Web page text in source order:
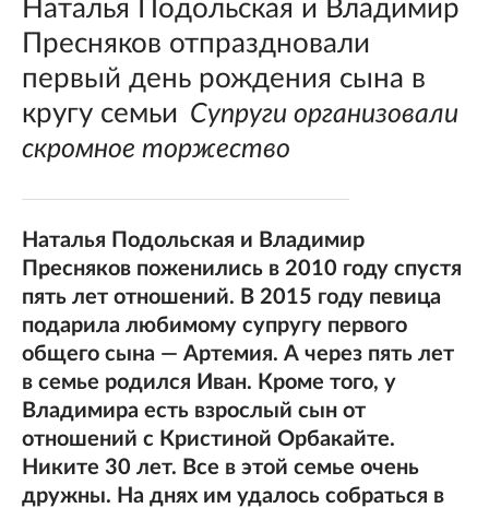
Наталья Подольская и Владимир
Пресняков отпраздновали
первый день рождения сына в
кругу семьи Супруги организовали
скромное торжество
Наталья Подольская и Владимир
Пресняков поженились в 2010 году спустя
пять лет отношений. В 2015 году певица
подарила любимому супругу первого
общего сына — Артемия. А через пять лет
в семье родился Иван. Кроме того, у
Владимира есть взрослый сын от
отношений с Кристиной Орбакайте.
Никите 30 лет. Все в этой семье очень
дружны. На днях им удалось собраться в